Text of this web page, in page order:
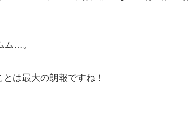
ム…。
は最大の朗報ですね！